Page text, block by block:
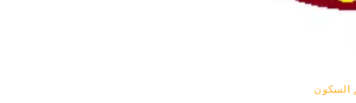
السكون